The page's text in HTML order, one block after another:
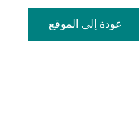
عودة إلى الموقع